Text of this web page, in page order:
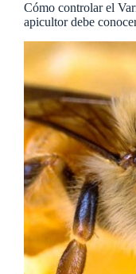
Cómo controlar el
apicultor debe